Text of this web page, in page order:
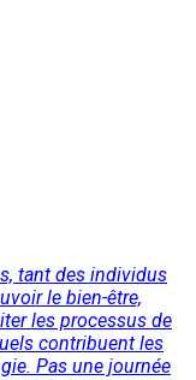
tant des individus
le bien-être,
les processus de
contribuent les
Pas une journée